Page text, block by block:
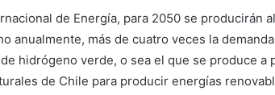
de Energía, para 2050 se producirán
anualmente, más de cuatro veces la
hidrógeno verde, o sea el que se produce
de Chile para producir energías